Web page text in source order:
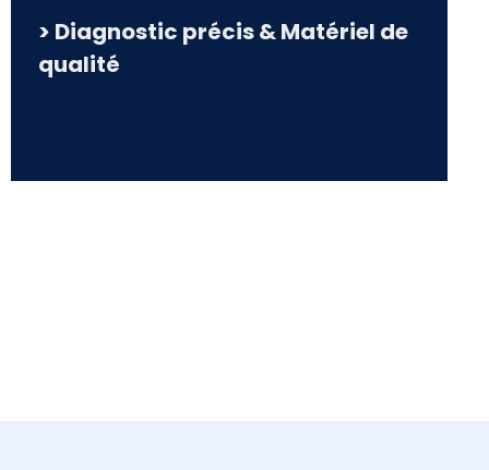
> Diagnostic précis & Matériel de
qualité